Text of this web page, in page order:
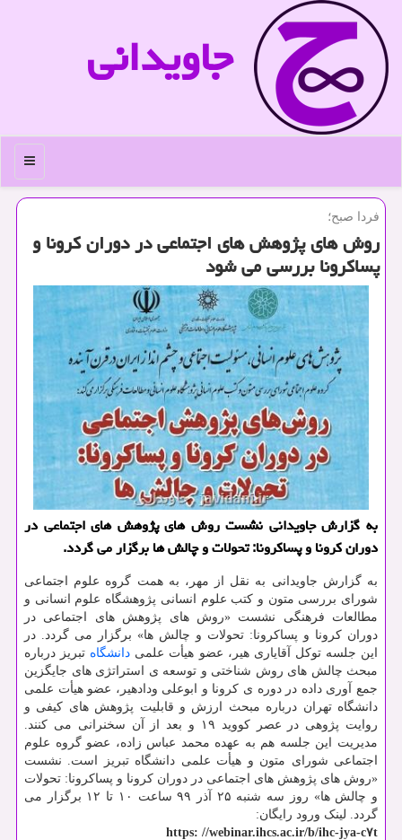
جاویدانی
منو
فردا صبح؛
روش های پژوهش های اجتماعی در دوران كرونا و
پساكرونا بررسی می شود
به گزارش جاویدانی نشست روش های پژوهش های اجتماعی در
دوران کرونا و پساکرونا: تحولات و چالش ها برگزار می گردد.
به گزارش جاویدانی به نقل از مهر، به همت گروه علوم اجتماعی
شورای بررسی متون و کتب علوم انسانی پژوهشگاه علوم انسانی و
مطالعات فرهنگی نشست «روش های پژوهش های اجتماعی در
دوران کرونا و پساکرونا: تحولات و چالش ها» برگزار می گردد. در
این جلسه توکل آقایاری هیر، عضو هیأت علمی دانشگاه تبریز درباره
مبحث چالش های روش شناختی و توسعه ی استراتژی های جایگزین
جمع آوری داده در دوره ی کرونا و ابوعلی ودادهیر، عضو هیأت علمی
دانشگاه تهران درباره مبحث ارزش و قابلیت پژوهش های کیفی و
روایت پژوهی در عصر کووید ۱۹ و بعد از آن سخنرانی می کنند.
مدیریت این جلسه هم به عهده محمد عباس زاده، عضو گروه علوم
اجتماعی شورای متون و هیأت علمی دانشگاه تبریز است. نشست
«روش های پژوهش های اجتماعی در دوران کرونا و پساکرونا: تحولات
و چالش ها» روز سه شنبه ۲۵ آذر ۹۹ ساعت ۱۰ تا ۱۲ برگزار می
گردد. لینک ورود رایگان:
https: //webinar.ihcs.ac.ir/b/ihc-jya-c۷t